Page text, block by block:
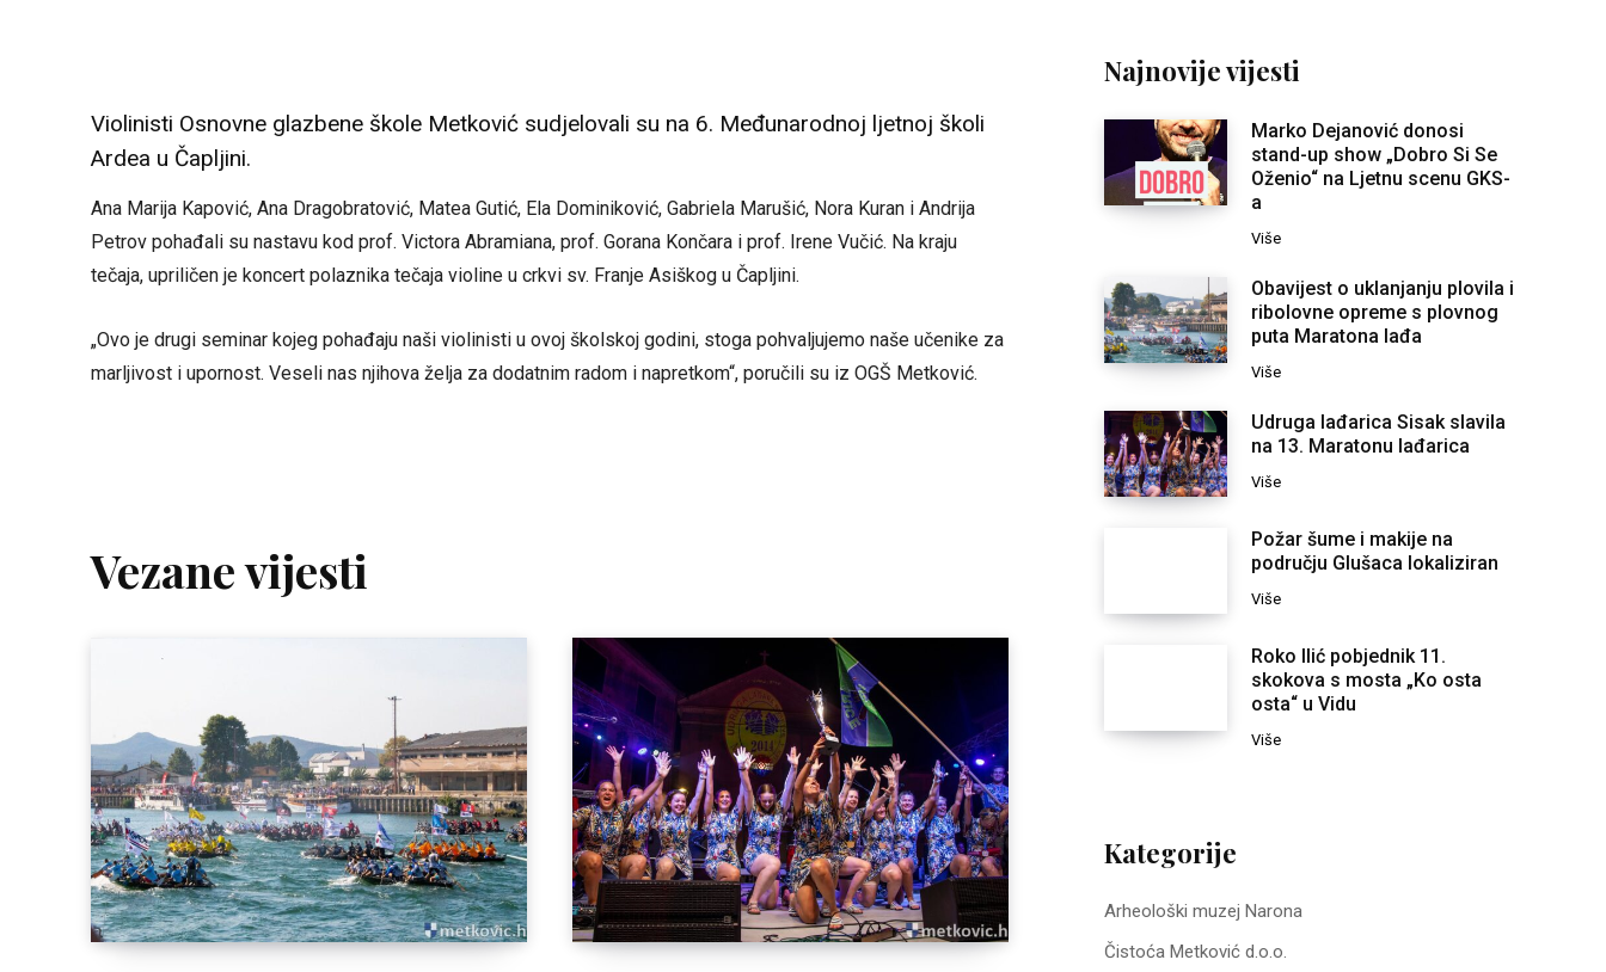
Violinisti Osnovne glazbene škole Metković sudjelovali su na 6. Međunarodnoj ljetnoj školi
Ardea u Čapljini.
Ana Marija Kapović, Ana Dragobratović, Matea Gutić, Ela Dominiković, Gabriela Marušić, Nora Kuran i Andrija
Petrov pohađali su nastavu kod prof. Victora Abramiana, prof. Gorana Končara i prof. Irene Vučić. Na kraju
tečaja, upriličen je koncert polaznika tečaja violine u crkvi sv. Franje Asiškog u Čapljini.
„Ovo je drugi seminar kojeg pohađaju naši violinisti u ovoj školskoj godini, stoga pohvaljujemo naše učenike za
marljivost i upornost. Veseli nas njihova želja za dodatnim radom i napretkom“, poručili su iz OGŠ Metković.
Vezane vijesti
Najnovije vijesti
Marko Dejanović donosi
stand-up show „Dobro Si Se
Oženio“ na Ljetnu scenu GKS-
a
Više
Obavijest o uklanjanju plovila i
ribolovne opreme s plovnog
puta Maratona lađa
Više
Udruga lađarica Sisak slavila
na 13. Maratonu lađarica
Više
Požar šume i makije na
području Glušaca lokaliziran
Više
Roko Ilić pobjednik 11.
skokova s mosta „Ko osta
osta“ u Vidu
Više
Kategorije
Arheološki muzej Narona
Čistoća Metković d.o.o.